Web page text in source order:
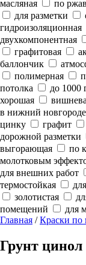
масляная
по
для разметки
гидроизоляционная
двухкомпонентная
графитовая
баллончик
полимерная
потолка
до 1000
хорошая
в нижний новгороде
цинку
графит
дорожной разметки
выгорающая
по
молотковым
для внешних работ
термостойкая
золотистая
помещений
для
Главная /Краски по
Грунт цинол